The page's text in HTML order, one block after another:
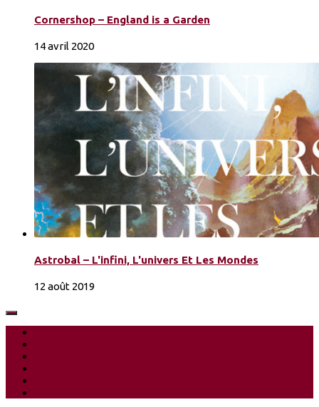
Cornershop – England is a Garden
14 avril 2020
Astrobal – L'infini, L'univers Et Les Mondes
12 août 2019